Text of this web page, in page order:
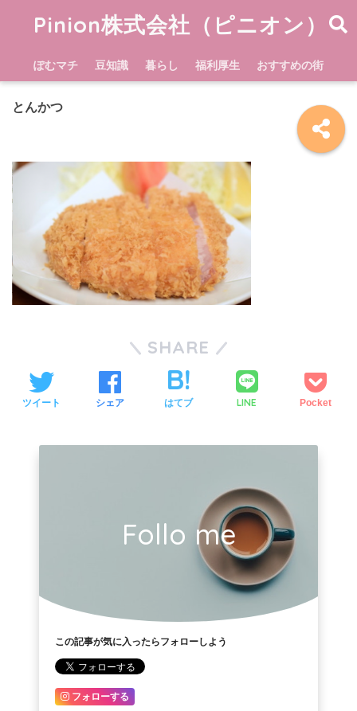
Pinion株式会社（ピニオン）
ぽむマチ 豆知識 暮らし 福利厚生 おすすめの街
とんかつ
SHARE
ツイート シェア はてブ LINE Pocket
Follo me
この記事が気に入ったらフォローしよう
フォローする